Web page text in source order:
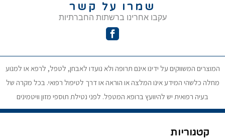
שמרו על קשר
עקבו אחרינו ברשתות החברתיות
המוצרים המשווקים על ידינו אינם תרופה ולא נועדו לאבחן, לטפל, לרפא או למנוע
מחלה כלשהי המידע אינו המלצה או הוראה או דרך לטיפול רפואי. בכל מקרה של
בעיה רפואית יש להיוועץ ברופא המטפל. לפני נטילת תוספי מזון וויטמינים
קטגוריות